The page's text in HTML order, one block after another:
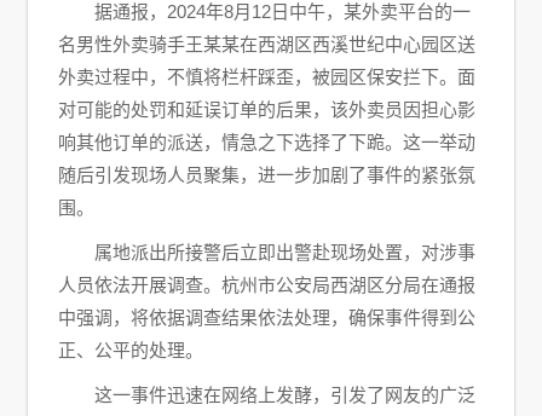
据通报，2024年8月12日中午，某外卖平台的一
名男性外卖骑手王某某在西湖区西溪世纪中心园区送
外卖过程中，不慎将栏杆踩歪，被园区保安拦下。面
对可能的处罚和延误订单的后果，该外卖员因担心影
响其他订单的派送，情急之下选择了下跪。这一举动
随后引发现场人员聚集，进一步加剧了事件的紧张氛
围。
属地派出所接警后立即出警赴现场处置，对涉事
人员依法开展调查。杭州市公安局西湖区分局在通报
中强调，将依据调查结果依法处理，确保事件得到公
正、公平的处理。
这一事件迅速在网络上发酵，引发了网友的广泛